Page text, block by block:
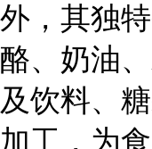
外，其独
酪、奶油
及饮料、
加工，为